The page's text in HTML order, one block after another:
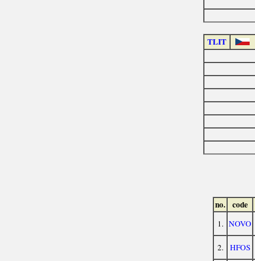
TLIT
no. code
1. NOVO
2. HFOS